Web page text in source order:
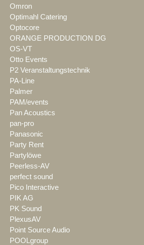
Omron
Optimahl Catering
Optocore
ORANGE PRODUCTION DG
OS-VT
Otto Events
P2 Veranstaltungstechnik
PA-Line
Palmer
PAM/events
Pan Acoustics
pan-pro
Panasonic
Party Rent
Partylöwe
Peerless-AV
perfect sound
Pico Interactive
PIK AG
PK Sound
PlexusAV
Point Source Audio
POOLgroup